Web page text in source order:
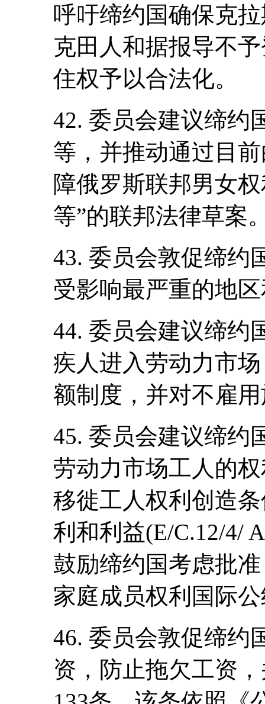
呼吁缔约国确保克
克田人和据报导不
住权予以合法化。
42. 委员会建议缔约
等，并推动通过目
障俄罗斯联邦男女
等”的联邦法律草案
43. 委员会敦促缔约
受影响最严重的地
44. 委员会建议缔约
疾人进入劳动力市
额制度，并对不雇
45. 委员会建议缔约
劳动力市场工人的
移徙工人权利创造
利和利益(E/C.12/4/
鼓励缔约国考虑批
家庭成员权利国际
46. 委员会敦促缔约
资，防止拖欠工资